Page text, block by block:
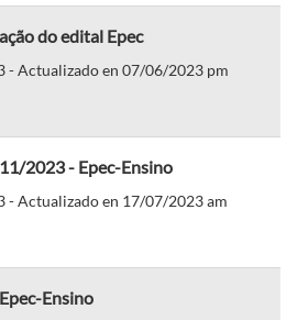
do edital Epec
- Actualizado en 07/06/2023 pm
2023 - Epec-Ensino
- Actualizado en 17/07/2023 am
Ensino